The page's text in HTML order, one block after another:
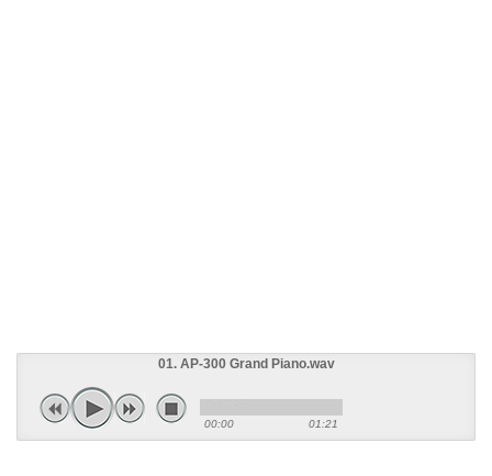
01. AP-300 Grand Piano.wav
00:00 01:21